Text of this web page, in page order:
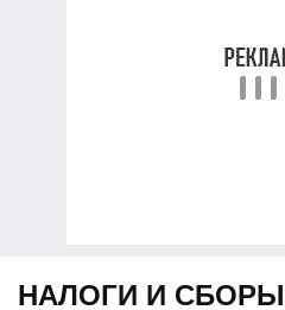
НАЛОГИ И СБОРЫ